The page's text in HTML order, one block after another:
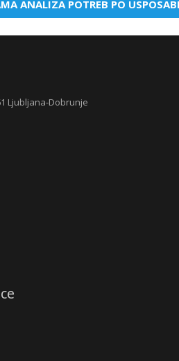
ANALIZA POTREB PO
Ljubljana-Dobrunje